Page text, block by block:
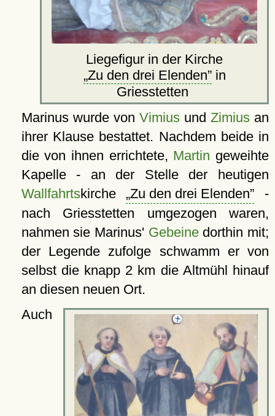
Liegefigur in der Kirche
Zu den drei Elenden in
Griesstetten
Marinus wurde von Vimiusund Zimiusan
ihrer Klause bestattet. Nachdem beide in
die von ihnen errichtete, Martin geweihte
Kapelle - an der Stelle der heutigen
Wallfahrtskirche Zu den drei Elenden
-
nach Griesstetten umgezogen waren,
nahmen sie Marinus' Gebeinedorthin mit;
der Legende zufolge schwamm er von
selbst die knapp 2 km die Altmühl hinauf
an diesen neuen Ort.
Auch